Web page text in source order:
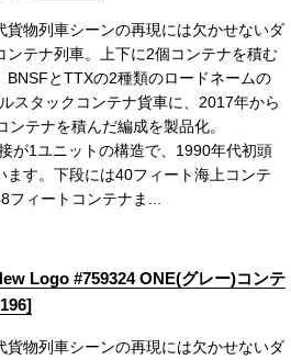
貨物列車シーンの再現には欠かせないダ
ンテナ列車。上下に2個コンテナを積む
BNSFとTTXの2種類のロードネームの
スタックコンテナ貨車に、2017年から
ンテナを積んだ編成を製品化。
が1ユニットの構造で、1990年代初頭
ます。下段には40フィート海上コンテ
フィートコンテナま...
Logo #759324 ONE(グレー)コンテ
貨物列車シーンの再現には欠かせないダ